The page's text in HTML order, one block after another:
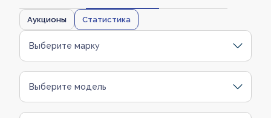
Аукционы Статистика
Выберите марку
Выберите модель